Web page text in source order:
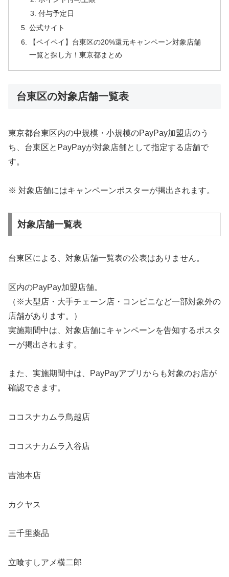
付与予定日
公式サイト
【ペイペイ】台東区の20%還元キャンペーン対象店舗
一覧と探し方！東京都まとめ
台東区の対象店舗一覧表
東京都台東区内の中規模・小規模のPayPay加盟店のう
ち、台東区とPayPayが対象店舗として指定する店舗で
す。
※ 対象店舗にはキャンペーンポスターが掲出されます。
対象店舗一覧表
台東区による、対象店舗一覧表の公表はありません。
区内のPayPay加盟店舗。
（※大型店・大手チェーン店・コンビニなど一部対象外の
店舗があります。）
実施期間中は、対象店舗にキャンペーンを告知するポスタ
ーが掲出されます。
また、実施期間中は、PayPayアプリからも対象のお店が
確認できます。
ココスナカムラ鳥越店
ココスナカムラ入谷店
吉池本店
カクヤス
三千里薬品
立喰すしアメ横二郎